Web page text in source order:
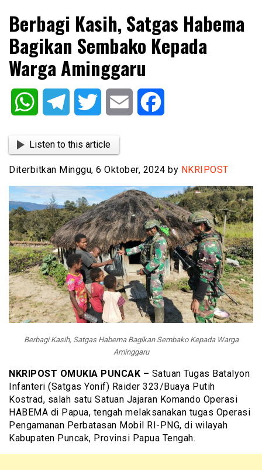
NKRIPOST
Berbagi Kasih, Satgas Habema
Bagikan Sembako Kepada
Warga Aminggaru
WhatsAppTelegram Twitter Email
Listen to this article
Diterbitkan Minggu, 6 Oktober, 2024 by NKRIPOST
Berbagi Kasih, Satgas Habema Bagikan Sembako Kepada Warga
Aminggaru
NKRIPOST OMUKIA PUNCAK – Satuan Tugas Batalyon
Infanteri (Satgas Yonif) Raider 323/Buaya Putih
Kostrad, salah satu Satuan Jajaran Komando Operasi
HABEMA di Papua, tengah melaksanakan tugas Operasi
Pengamanan Perbatasan Mobil RI-PNG, di wilayah
Kabupaten Puncak, Provinsi Papua Tengah.